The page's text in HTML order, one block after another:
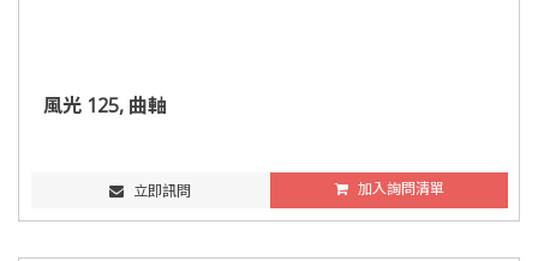
風光 125, 曲軸
立即訊問 加入詢問清單